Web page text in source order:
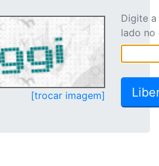
[trocar imagem]
Digite
lado no